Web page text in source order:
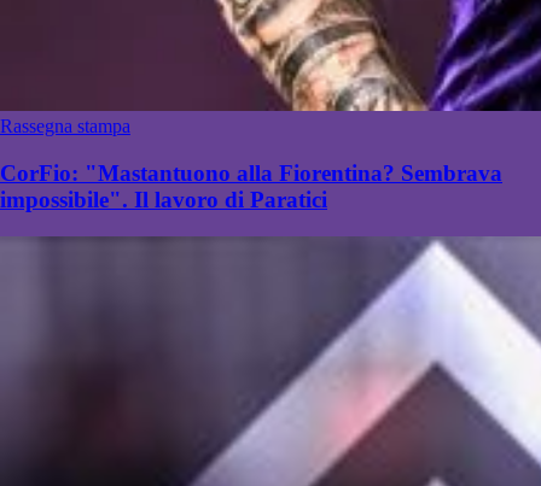
Rassegna stampa
CorFio: "Mastantuono alla Fiorentina? Sembrava
impossibile". Il lavoro di Paratici